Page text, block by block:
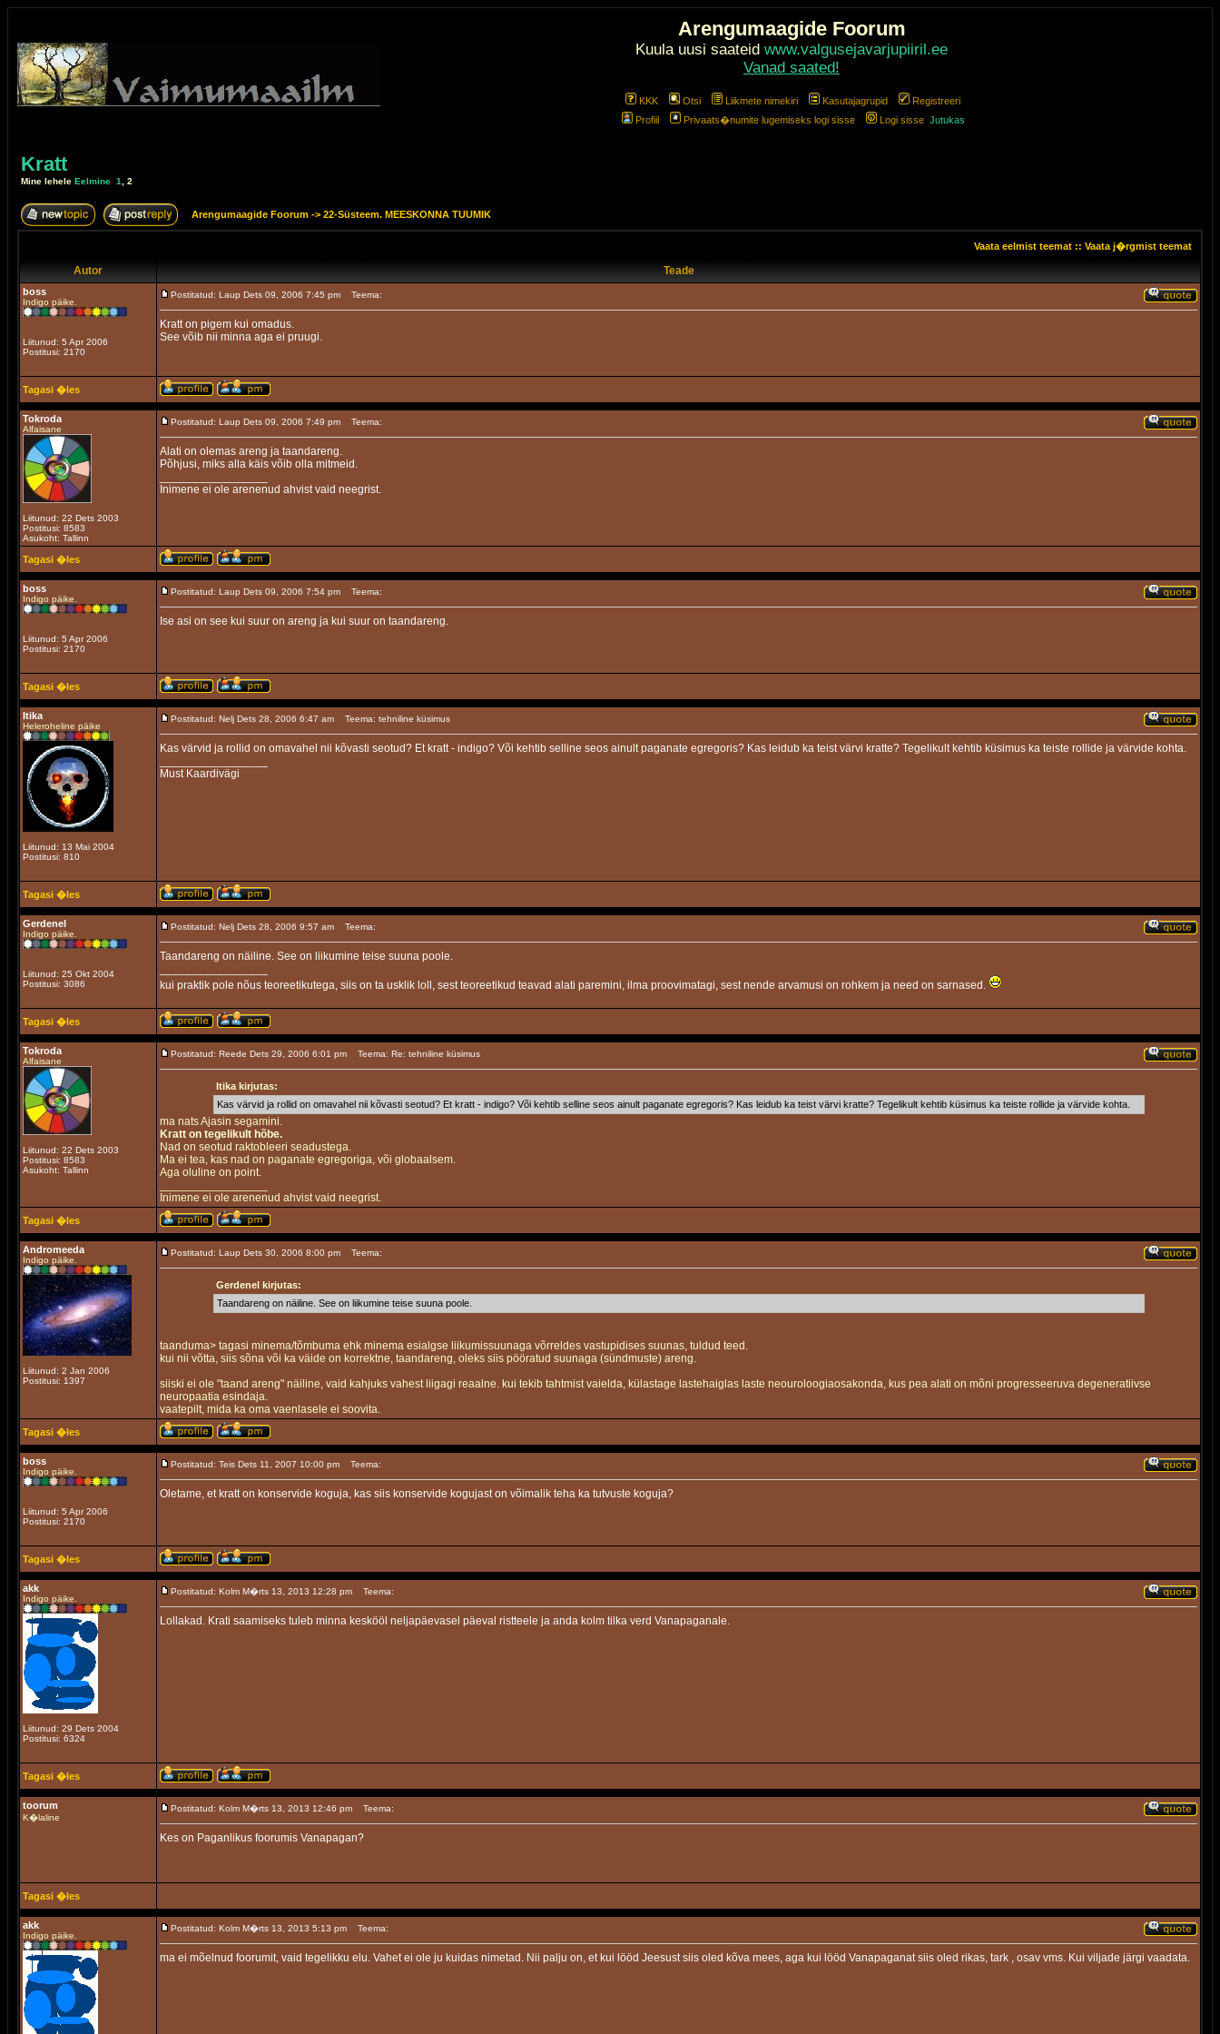
Arengumaagide Foorum
Kuula uusi saateid www.valgusejavarjupiiril.ee
Vanad saated!
KKK Otsi Liikmete nimekiri Kasutajagrupid
Registreeri
Profiil
Privaats�numite lugemiseks logi sisse Logi sisse Jutukas
Kratt
Mine lehele Eelmine 1 2
Arengumaagide Foorum -> 22-Süsteem. MEESKONNA TUUMIK
Vaata eelmist teemat :: Vaata j�rgmist teemat
Autor Teade
boss
Indigo päike.
Liitunud: 5 Apr 2006
Postitusi: 2170
Postitatud: Laup Dets 09, 2006 7:45 pm Teema:
Kratt on pigem kui omadus.
See võib nii minna aga ei pruugi.
Tagasi �les
Tokroda
Alfaisane
Liitunud: 22 Dets 2003
Postitusi: 8583
Asukoht: Tallinn
Postitatud: Laup Dets 09, 2006 7:49 pm Teema:
Alati on olemas areng ja taandareng.
Põhjusi, miks alla käis võib olla mitmeid.
Inimene ei ole arenenud ahvist vaid neegrist.
Tagasi �les
boss
Indigo päike.
Liitunud: 5 Apr 2006
Postitusi: 2170
Postitatud: Laup Dets 09, 2006 7:54 pm Teema:
Ise asi on see kui suur on areng ja kui suur on taandareng.
Tagasi �les
Itika
Heleroheline päike
Liitunud: 13 Mai 2004
Postitusi: 810
Postitatud: Nelj Dets 28, 2006 6:47 am Teema: tehniline küsimus
Kas värvid ja rollid on omavahel nii kõvasti seotud? Et kratt - indigo? Või kehtib selline seos ainult paganate egregoris? Kas leidub ka teist värvi kratte? Tegelikult kehtib küsimus ka teiste rollide ja värvide kohta.
Must Kaardivägi
Tagasi �les
Gerdenel
Indigo päike.
Liitunud: 25 Okt 2004
Postitusi: 3086
Postitatud: Nelj Dets 28, 2006 9:57 am Teema:
Taandareng on näiline. See on liikumine teise suuna poole.
kui praktik pole nõus teoreetikutega, siis on ta usklik loll, sest teoreetikud teavad alati paremini, ilma proovimatagi, sest nende arvamusi on rohkem ja need on sarnased.
Tagasi �les
Tokroda
Alfaisane
Liitunud: 22 Dets 2003
Postitusi: 8583
Asukoht: Tallinn
Postitatud: Reede Dets 29, 2006 6:01 pm Teema: Re: tehniline küsimus
Itika kirjutas:
Kas värvid ja rollid on omavahel nii kõvasti seotud? Et kratt - indigo? Või kehtib selline seos ainult paganate egregoris? Kas leidub ka teist värvi kratte? Tegelikult kehtib küsimus ka teiste rollide ja värvide kohta.
ma nats Ajasin segamini.
Kratt on tegelikult hõbe.
Nad on seotud raktobleeri seadustega.
Ma ei tea, kas nad on paganate egregoriga, või globaalsem.
Aga oluline on point.
Inimene ei ole arenenud ahvist vaid neegrist.
Tagasi �les
Andromeeda
Indigo päike.
Liitunud: 2 Jan 2006
Postitusi: 1397
Postitatud: Laup Dets 30, 2006 8:00 pm Teema:
Gerdenel kirjutas:
Taandareng on näiline. See on liikumine teise suuna poole.
taanduma> tagasi minema/tõmbuma ehk minema esialgse liikumissuunaga võrreldes vastupidises suunas, tuldud teed.
kui nii võtta, siis sõna või ka väide on korrektne, taandareng, oleks siis pööratud suunaga (sündmuste) areng.
siiski ei ole "taand areng" näiline, vaid kahjuks vahest liigagi reaalne. kui tekib tahtmist vaielda, külastage lastehaiglas laste neouroloogiaosakonda, kus pea alati on mõni progresseeruva degeneratiivse
neuropaatia esindaja.
vaatepilt, mida ka oma vaenlasele ei soovita.
Tagasi �les
boss
Indigo päike.
Liitunud: 5 Apr 2006
Postitusi: 2170
Postitatud: Teis Dets 11, 2007 10:00 pm Teema:
Oletame, et kratt on konservide koguja, kas siis konservide kogujast on võimalik teha ka tutvuste koguja?
Tagasi �les
akk
Indigo päike.
Liitunud: 29 Dets 2004
Postitusi: 6324
Postitatud: Kolm M�rts 13, 2013 12:28 pm Teema:
Lollakad. Krati saamiseks tuleb minna keskööl neljapäevasel päeval ristteele ja anda kolm tilka verd Vanapaganale.
Tagasi �les
toorum
K�laline
Postitatud: Kolm M�rts 13, 2013 12:46 pm Teema:
Kes on Paganlikus foorumis Vanapagan?
Tagasi �les
akk
Indigo päike.
Postitatud: Kolm M�rts 13, 2013 5:13 pm Teema:
ma ei mõelnud foorumit, vaid tegelikku elu. Vahet ei ole ju kuidas nimetad. Nii palju on, et kui lööd Jeesust siis oled kõva mees, aga kui lööd Vanapaganat siis oled rikas, tark , osav vms. Kui viljade järgi vaadata.